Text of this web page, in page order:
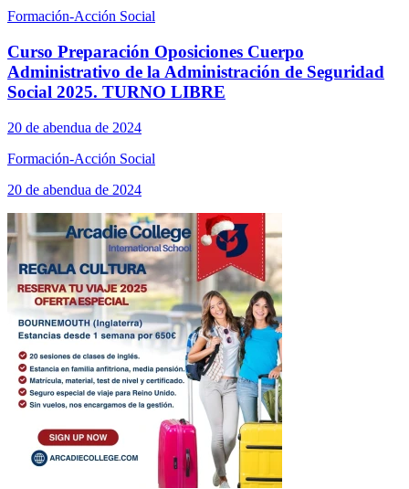
Formación-Acción Social
Curso Preparación Oposiciones Cuerpo
Administrativo de la Administración de Seguridad
Social 2025. TURNO LIBRE
20 de abendua de 2024
Formación-Acción Social
20 de abendua de 2024